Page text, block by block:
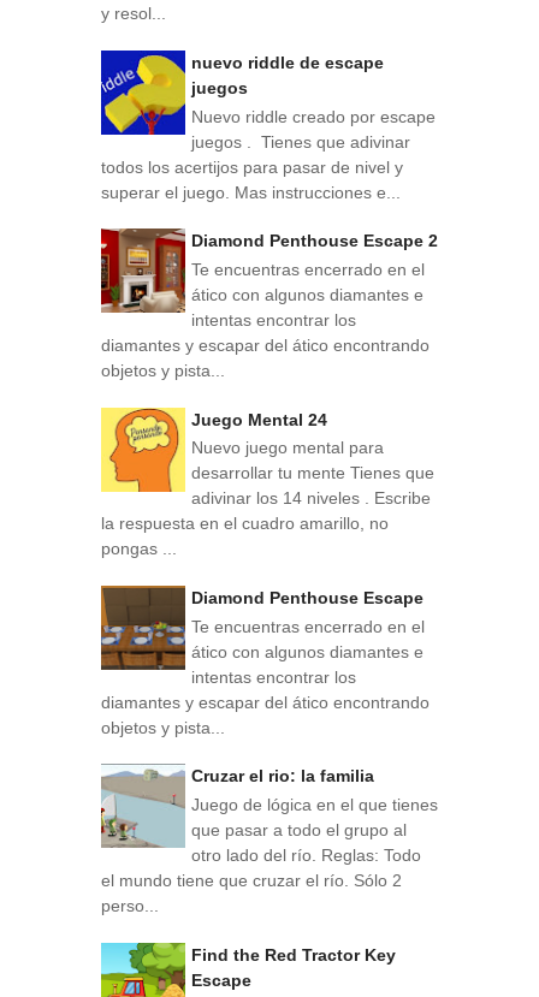
y resol...
nuevo riddle de escape
juegos
Nuevo riddle creado por escape
juegos . Tienes que adivinar
todos los acertijos para pasar de nivel y
superar el juego. Mas instrucciones e...
Diamond Penthouse Escape 2
Te encuentras encerrado en el
ático con algunos diamantes e
intentas encontrar los
diamantes y escapar del ático encontrando
objetos y pista...
Juego Mental 24
Nuevo juego mental para
desarrollar tu mente Tienes que
adivinar los 14 niveles . Escribe
la respuesta en el cuadro amarillo, no
pongas ...
Diamond Penthouse Escape
Te encuentras encerrado en el
ático con algunos diamantes e
intentas encontrar los
diamantes y escapar del ático encontrando
objetos y pista...
Cruzar el rio: la familia
Juego de lógica en el que tienes
que pasar a todo el grupo al
otro lado del río. Reglas: Todo
el mundo tiene que cruzar el río. Sólo 2
perso...
Find the Red Tractor Key
Escape